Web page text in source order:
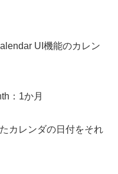
UI機能のカレン
：1か月
カレンダの日付をそれ